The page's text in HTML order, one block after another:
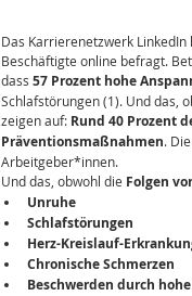
Das Karrierenetzwerk
Beschäftigte online befragt.
dass 57 Prozent hohe
Schlafstörungen (1). Und das,
zeigen auf: Rund 40 Prozent
Präventionsmaßnahmen.
Arbeitgeber*innen.
Und das, obwohl die Folgen
Unruhe
Schlafstörungen
Herz-Kreislauf-
Chronische Schmerzen
Beschwerden durch